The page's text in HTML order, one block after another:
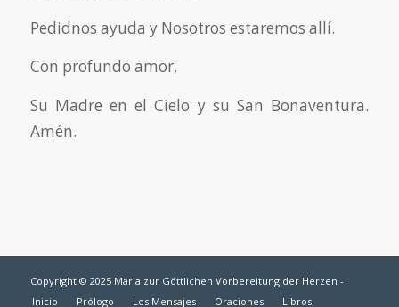
Pedidnos ayuda y Nosotros estaremos allí.
Con profundo amor,
Su Madre en el Cielo y su San Bonaventura.
Amén.
Copyright © 2025 Maria zur Göttlichen Vorbereitung der Herzen -
Inicio
Prólogo Los Mensajes Oraciones Libros